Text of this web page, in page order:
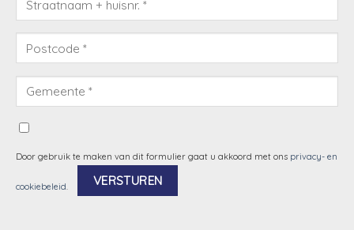
Door gebruik te maken van dit formulier gaat u akkoord met ons privacy- en
cookiebeleid.